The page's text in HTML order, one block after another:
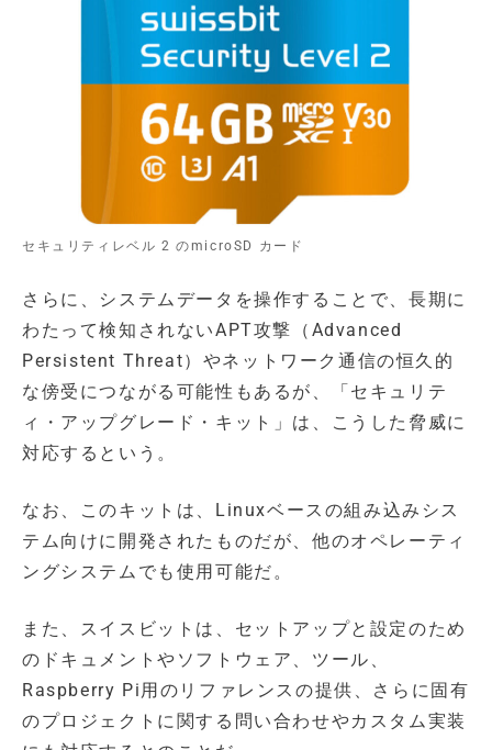
セキュリティレベル 2 のmicroSD カード
さらに、システムデータを操作することで、長期に
わたって検知されないAPT攻撃（Advanced
Persistent Threat）やネットワーク通信の恒久的
な傍受につながる可能性もあるが、「セキュリテ
ィ・アップグレード・キット」は、こうした脅威に
対応するという。
なお、このキットは、Linuxベースの組み込みシス
テム向けに開発されたものだが、他のオペレーティ
ングシステムでも使用可能だ。
また、スイスビットは、セットアップと設定のため
のドキュメントやソフトウェア、ツール、
Raspberry Pi用のリファレンスの提供、さらに固有
のプロジェクトに関する問い合わせやカスタム実装